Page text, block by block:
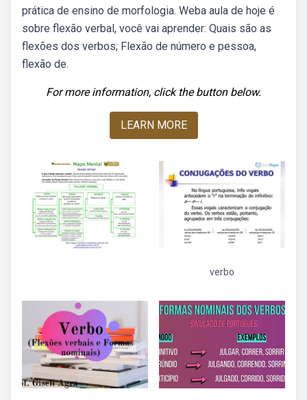
prática de ensino de morfologia. Web️a aula de hoje é
sobre flexão verbal, você vai aprender: Quais são as
flexões dos verbos; Flexão de número e pessoa,
flexão de.
For more information, click the button below.
LEARN MORE
verbo